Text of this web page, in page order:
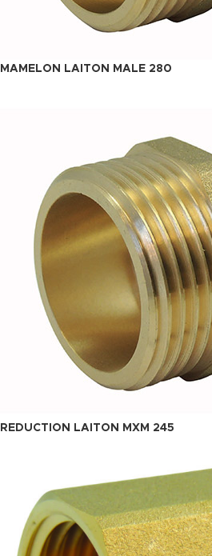
MAMELON LAITON MALE 280
REDUCTION LAITON MXM 245